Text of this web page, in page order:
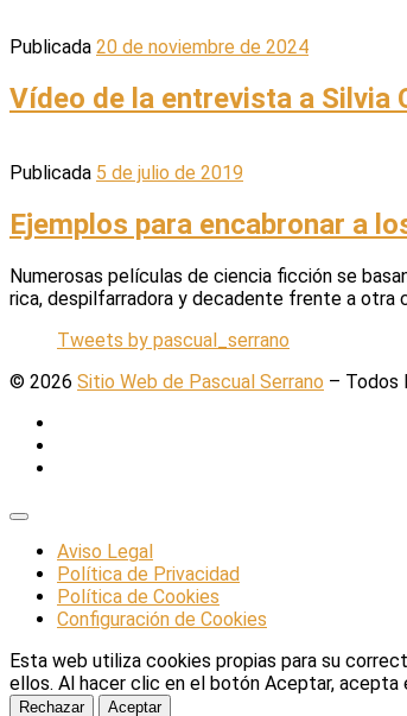
Publicada 20 de noviembre de 2024
Vídeo de la entrevista a Silvia
Publicada 5 de julio de 2019
Ejemplos para encabronar a
Numerosas películas de ciencia ficción se
rica, despilfarradora y decadente frente a otra
Tweets by pascual_serrano
© 2026 Sitio Web de Pascual Serrano – Todos
Aviso Legal
Política de Privacidad
Política de Cookies
Configuración de Cookies
Esta web utiliza cookies propias para su
ellos. Al hacer clic en el botón Aceptar,
Rechazar Aceptar